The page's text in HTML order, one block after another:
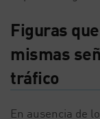
Figuras
mismas
tráfico
En ausencia de